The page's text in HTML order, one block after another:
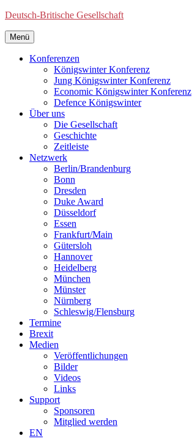
Deutsch-Britische Gesellschaft
Menü
Konferenzen
Königswinter Konferenz
Jung Königswinter Konferenz
Economic Königswinter Konferenz
Defence Königswinter
Über uns
Die Gesellschaft
Geschichte
Zeitleiste
Netzwerk
Berlin/Brandenburg
Bonn
Dresden
Duke Award
Düsseldorf
Essen
Frankfurt/Main
Gütersloh
Hannover
Heidelberg
München
Münster
Nürnberg
Schleswig/Flensburg
Termine
Brexit
Medien
Veröffentlichungen
Bilder
Videos
Links
Support
Sponsoren
Mitglied werden
EN